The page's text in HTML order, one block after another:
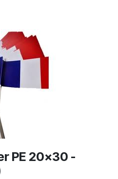
PE 20x30 -